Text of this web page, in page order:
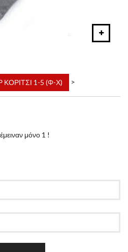
ΚΟΡΙΤΣΙ 1-5 (Φ-Χ) >
μόνο 1 !